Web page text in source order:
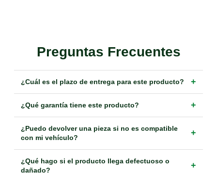
Preguntas Frecuentes
¿Cuál es el plazo de entrega para este producto? +
¿Qué garantía tiene este producto? +
¿Puedo devolver una pieza si no es compatible
con mi vehículo?
+
¿Qué hago si el producto llega defectuoso o
dañado?
+